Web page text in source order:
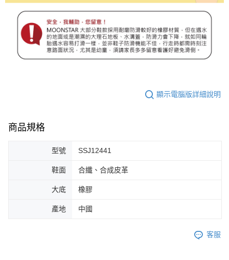
顯示電腦版詳細說明
商品規格
型號 SSJ12441
鞋面 合纖、合成皮革
大底 橡膠
產地 中國
客服